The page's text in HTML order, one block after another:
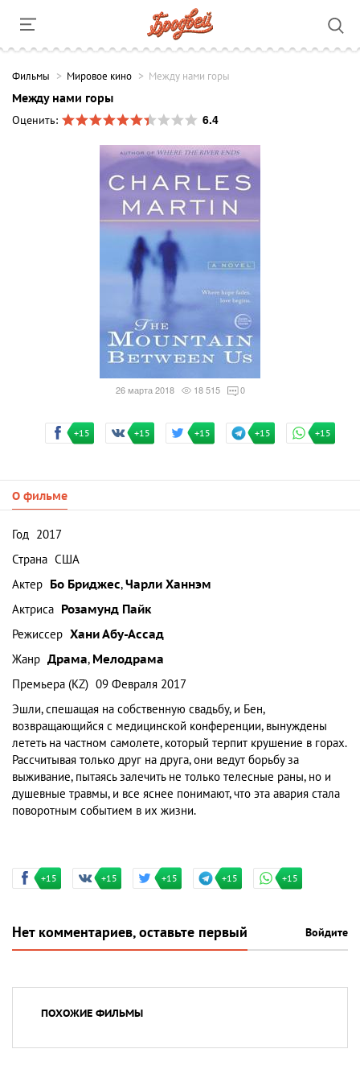
Фильмы Мировое кино Между нами горы
Между нами горы
Оценить:
6.4
26 марта 2018 18 515 0
+15 +15 +15 +15 +15
О фильме
Год 2017
Страна США
Актер Бо Бриджес,Чарли Ханнэм
Актриса Розамунд Пайк
Режиссер Хани Абу-Ассад
Жанр Драма, Мелодрама
Премьера (KZ) 09 Февраля 2017
Эшли, спешащая на собственную свадьбу, и Бен,
возвращающийся с медицинской конференции, вынуждены
лететь на частном самолете, который терпит крушение в горах.
Рассчитывая только друг на друга, они ведут борьбу за
выживание, пытаясь залечить не только телесные раны, но и
душевные травмы, и все яснее понимают, что эта авария стала
поворотным событием в их жизни.
+15 +15 +15 +15 +15
Нет комментариев, оставьте первый Войдите
ПОХОЖИЕ ФИЛЬМЫ